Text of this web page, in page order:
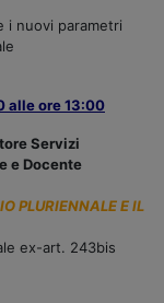
i nuovi parametri
alle ore 13:00
Servizi
e Docente
PLURIENNALE E IL
ex-art. 243bis